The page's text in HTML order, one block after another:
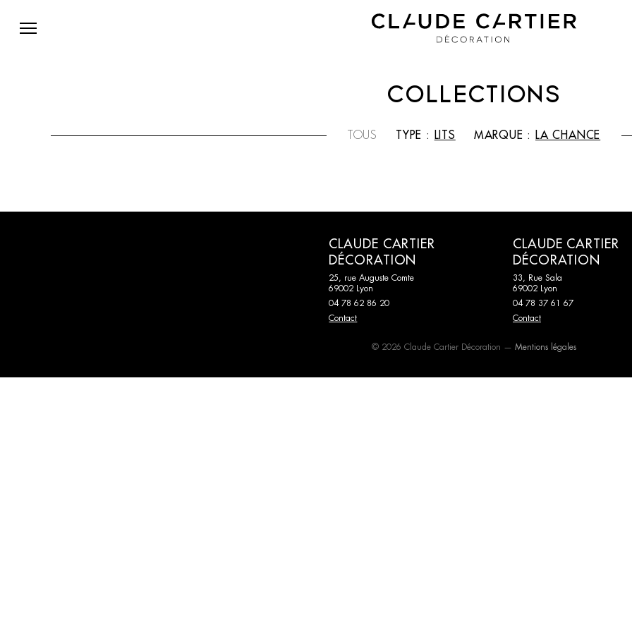
COLLECTIONS
TOUS TYPE : LITS MARQUE : LA CHANCE
CLAUDE CARTIER
DÉCORATION
25, rue Auguste Comte
69002 Lyon
04 78 62 86 20
Contact
CLAUDE CARTIER
DÉCORATION
33, Rue Sala
69002 Lyon
04 78 37 61 67
Contact
© 2026 Claude Cartier Décoration — Mentions légales